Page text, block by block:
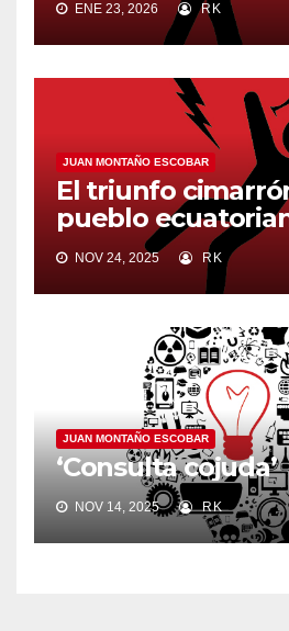
ENE 23, 2026 RK
JUAN MONTAÑO ESCOBAR
El triunfo
pueblo
NOV 24, 2025 RK
JUAN MONTAÑO ESCOBAR
‘Consulta cojuda’
NOV 14, 2025 RK